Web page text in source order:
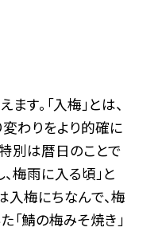
す。「入梅」とは、
わりをより的確に
別は暦日のことで
梅雨に入る頃」と
入梅にちなんで、梅
「鯖の梅みそ焼き」